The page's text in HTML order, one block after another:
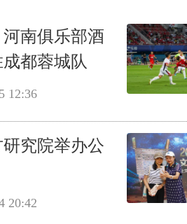
南俱乐部酒
都蓉城队
12:36
究院举办公
20:42